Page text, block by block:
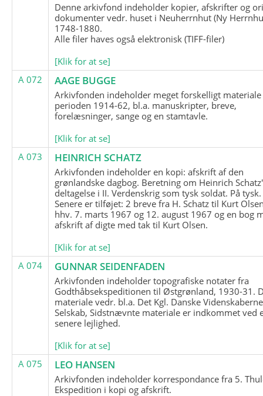
Denne arkivfond indeholder kopier, afskrifter og
dokumenter vedr. huset i Neuherrnhut (Ny
1748-1880.
Alle filer haves også elektronisk (TIFF-filer)
[Klik for at se]
A 072
AAGE BUGGE
Arkivfonden indeholder meget forskelligt
perioden 1914-62, bl.a. manuskripter, breve,
forelæsninger, sange og en stamtavle.
[Klik for at se]
A 073
HEINRICH SCHATZ
Arkivfonden indeholder en kopi: afskrift af den
grønlandske dagbog. Beretning om Heinrich Schatz'
deltagelse i II. Verdenskrig som tysk soldat. På tysk.
Senere er tilføjet: 2 breve fra H. Schatz til Kurt
hhv. 7. marts 1967 og 12. august 1967 og en bog
afskrift af digte med tak til Kurt Olsen.
[Klik for at se]
A 074
GUNNAR SEIDENFADEN
Arkivfonden indeholder topografiske notater fra
Godthåbsekspeditionen til Østgrønland, 1930-31.
materiale vedr. bl.a. Det Kgl. Danske
Selskab, Sidstnævnte materiale er indkommet ved
senere lejlighed.
[Klik for at se]
A 075
LEO HANSEN
Arkivfonden indeholder korrespondance fra 5.
Ekspedition i kopi og afskrift.